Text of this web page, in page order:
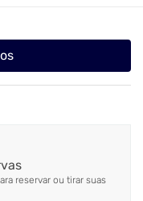
reservar ou tirar suas